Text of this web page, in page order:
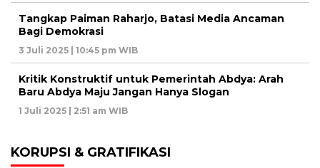
Tangkap Paiman Raharjo, Batasi Media Ancaman
Bagi Demokrasi
3 Juli 2025 | 10:45 pm WIB
Kritik Konstruktif untuk Pemerintah Abdya: Arah
Baru Abdya Maju Jangan Hanya Slogan
1 Juli 2025 | 2:51 am WIB
KORUPSI & GRATIFIKASI